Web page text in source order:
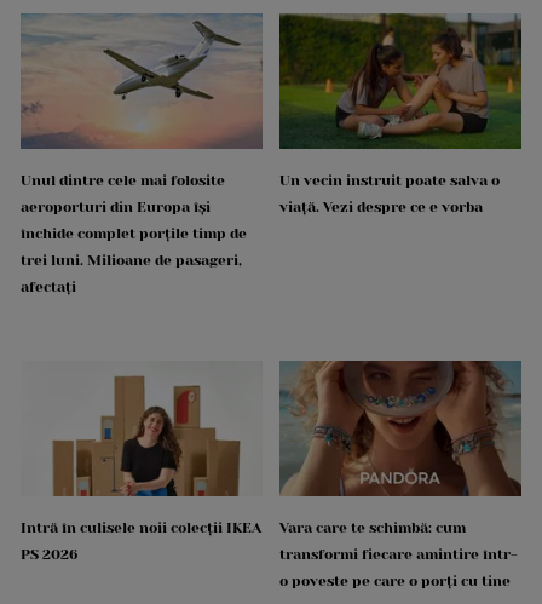
Unul dintre cele mai folosite
aeroporturi din Europa își
închide complet porțile timp de
trei luni. Milioane de pasageri,
afectați
Un vecin instruit poate salva o
viață. Vezi despre ce e vorba
Intră în culisele noii colecții IKEA
PS 2026
Vara care te schimbă: cum
transformi fiecare amintire într-
o poveste pe care o porți cu tine